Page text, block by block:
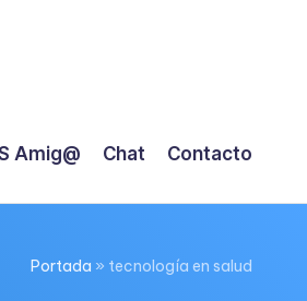
Amig@ Chat Contacto
Portada » tecnología en salud